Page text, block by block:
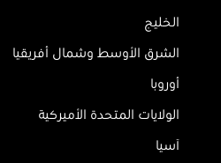
الخليج
الشرق الأوسط وشمال أفريقيا
أوروبا
الولايات المتحدة الأميركية
آسيا